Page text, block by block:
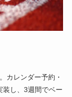
カレンダー予約・
装し、3週間でベー